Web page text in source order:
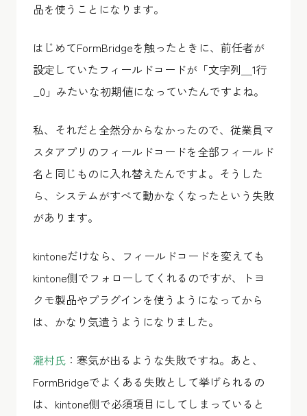
品を使うことになります。
はじめてFormBridgeを触ったときに、前任者が
設定していたフィールドコードが「文字列＿1行
_0」みたいな初期値になっていたんですよね。
私、それだと全然分からなかったので、従業員マ
スタアプリのフィールドコードを全部フィールド
名と同じものに入れ替えたんですよ。そうした
ら、システムがすべて動かなくなったという失敗
があります。
kintoneだけなら、フィールドコードを変えても
kintone側でフォローしてくれるのですが、トヨ
クモ製品やプラグインを使うようになってから
は、かなり気遣うようになりました。
瀧村氏 ：寒気が出るような失敗ですね。あと、
FormBridgeでよくある失敗として挙げられるの
は、kintone側で必須項目にしてしまっていると